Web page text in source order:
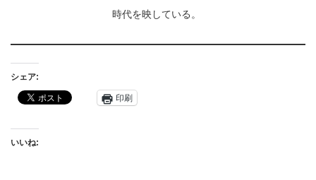
時代を映している。
シェア:
印刷
いいね: